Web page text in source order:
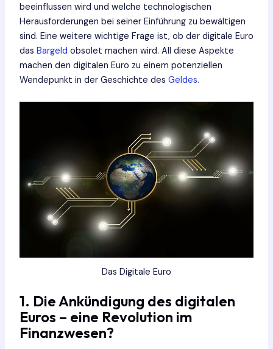
beeinflussen wird und welche technologischen
Herausforderungen bei seiner Einführung zu bewältigen
sind. Eine weitere wichtige Frage ist, ob der digitale Euro
das Bargeld obsolet machen wird. All diese Aspekte
machen den digitalen Euro zu einem potenziellen
Wendepunkt in der Geschichte des Geldes.
Das Digitale Euro
1. Die Ankündigung des digitalen
Euros – eine Revolution im
Finanzwesen?